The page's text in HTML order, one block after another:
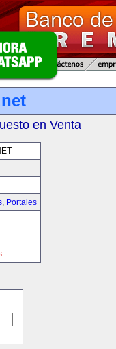
en Venta
, Portales